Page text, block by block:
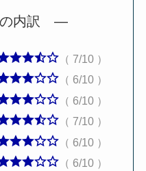
内訳 —
（ 7/10 ）
（ 6/10 ）
（ 6/10 ）
（ 7/10 ）
（ 6/10 ）
（ 6/10 ）